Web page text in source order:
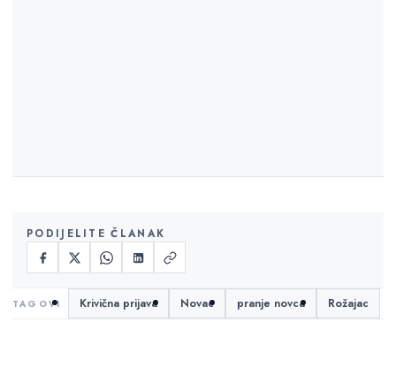
PODIJELITE ČLANAK
Krivična prijava Novac pranje novca Rožajac